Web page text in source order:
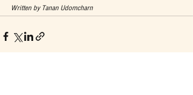
Written by Tanan Udomcharn